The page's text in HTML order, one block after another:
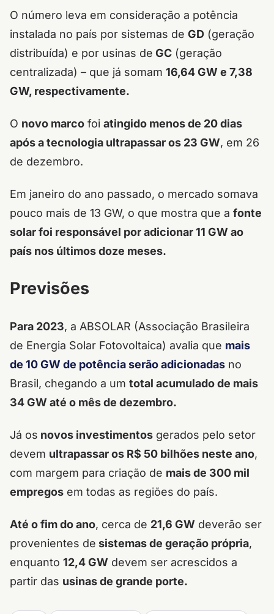
O número leva em consideração a potência
instalada no país por sistemas de GD (geração
distribuída) e por usinas de GC (geração
centralizada) – que já somam 16,64 GW e 7,38
GW, respectivamente.
O novo marco foi atingido menos de 20 dias
após a tecnologia ultrapassar os 23 GW, em 26
de dezembro.
Em janeiro do ano passado, o mercado somava
pouco mais de 13 GW, o que mostra que a fonte
solar foi responsável por adicionar 11 GW ao
país nos últimos doze meses.
Previsões
Para 2023, a ABSOLAR (Associação Brasileira
de Energia Solar Fotovoltaica) avalia que mais
de 10 GW de potência serão adicionadas no
Brasil, chegando a um total acumulado de mais
34 GW até o mês de dezembro.
Já os novos investimentos gerados pelo setor
devem ultrapassar os R$ 50 bilhões neste ano,
com margem para criação de mais de 300 mil
empregos em todas as regiões do país.
Até o fim do ano, cerca de 21,6 GW deverão ser
provenientes de sistemas de geração própria,
enquanto 12,4 GW devem ser acrescidos a
partir das usinas de grande porte.